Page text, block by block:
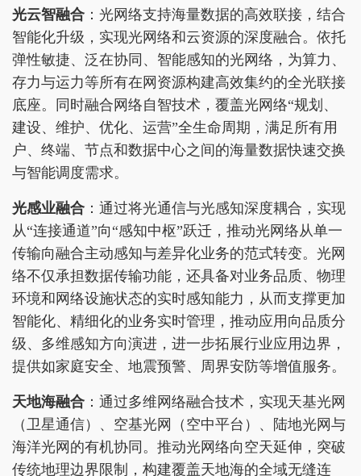
光云智融合 ：光网络支持海量数据的高效联接，结合
智能化升级，实现光网络和云资源的深度融合。依托
弹性敏捷、泛在协同、智能感知的光网络，为算力、
存力与运力等所有在网资源构建高效集约的全光联接
底座。同时融合网络自智技术，覆盖光网络“规划、
建设、维护、优化、运营”全生命周期，满足所有用
户、终端、节点和数据中心之间的海量数据快速交换
与智能调度需求。
光感业融合 ：通过将光通信与光感知深度耦合，实现
从“连接通道”向“感知中枢”跃迁，推动光网络从单一
传输向融合主动感知与差异化业务的范式转变。光网
络不仅承担数据传输功能，还具备对业务品质、物理
环境和网络设施状态的实时感知能力，从而支撑更加
智能化、精细化的业务实时管理，推动应用向品质分
级、多维感知方向演进，进一步拓展行业应用边界，
提供如家庭安全、地震预警、周界安防等增值服务。
天地海融合 ：通过多维网络融合技术，实现天基光网
（卫星通信）、空基光网（空中平台）、陆地光网与
海洋光网的有机协同。推动光网络向空天延伸，突破
传统地理边界限制，构建覆盖天地海的全域无缝连